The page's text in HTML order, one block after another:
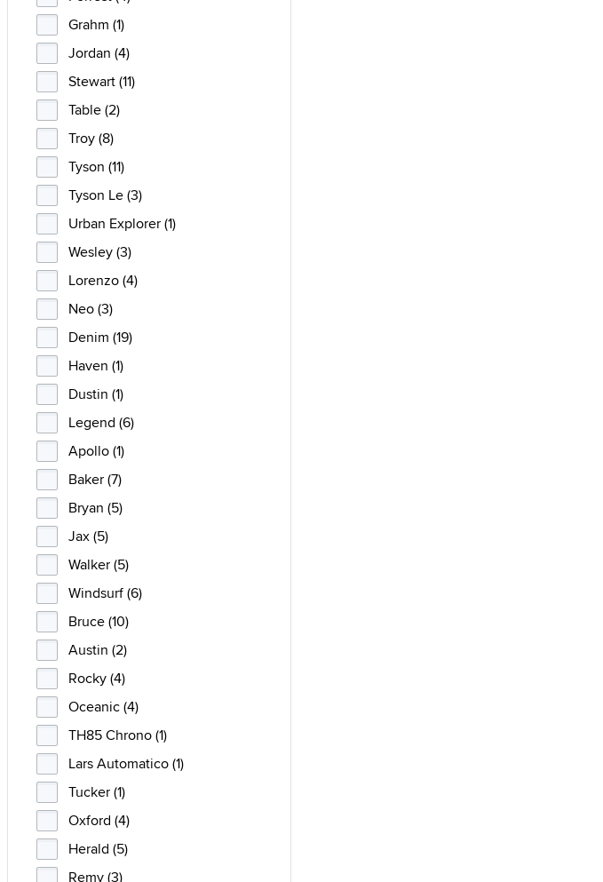
Grahm (1)
Jordan (4)
Stewart (11)
Table (2)
Troy (8)
Tyson (11)
Tyson Le (3)
Urban Explorer (1)
Wesley (3)
Lorenzo (4)
Neo (3)
Denim (19)
Haven (1)
Dustin (1)
Legend (6)
Apollo (1)
Baker (7)
Bryan (5)
Jax (5)
Walker (5)
Windsurf (6)
Bruce (10)
Austin (2)
Rocky (4)
Oceanic (4)
TH85 Chrono (1)
Lars Automatico (1)
Tucker (1)
Oxford (4)
Herald (5)
Remy (3)